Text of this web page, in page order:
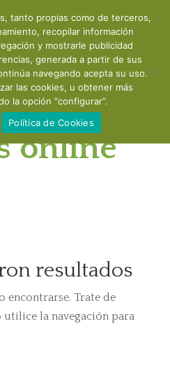
y
online
resultados
encontrarse. Trate de
la navegación para
tanto propias como de terceros,
recopilar información
y mostrarle publicidad
generada a partir de sus
navegando acepta su uso.
las cookies, u obtener más
la opción “configurar”.
Política de Cookies